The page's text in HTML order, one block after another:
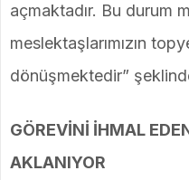
açmaktadır. Bu durum
meslektaşlarımızın
dönüşmektedir”
GÖREVİNİ İHMAL
AKLANIYOR